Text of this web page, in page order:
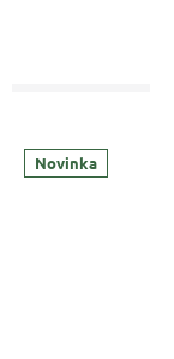
Novinka